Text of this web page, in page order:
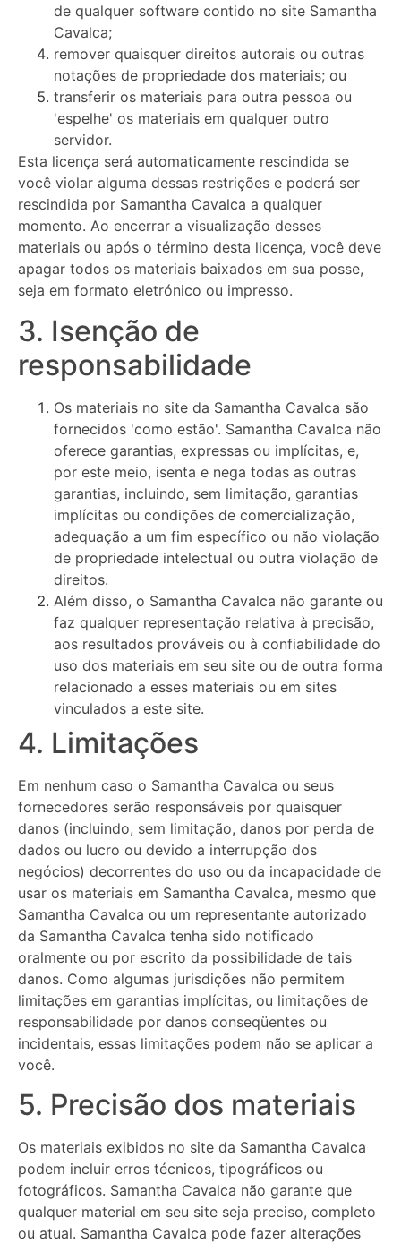
de qualquer software contido no site Samantha
Cavalca;
remover quaisquer direitos autorais ou outras
notações de propriedade dos materiais; ou
transferir os materiais para outra pessoa ou
'espelhe' os materiais em qualquer outro
servidor.
Esta licença será automaticamente rescindida se
você violar alguma dessas restrições e poderá ser
rescindida por Samantha Cavalca a qualquer
momento. Ao encerrar a visualização desses
materiais ou após o término desta licença, você deve
apagar todos os materiais baixados em sua posse,
seja em formato eletrónico ou impresso.
3. Isenção de
responsabilidade
Os materiais no site da Samantha Cavalca são
fornecidos 'como estão'. Samantha Cavalca não
oferece garantias, expressas ou implícitas, e,
por este meio, isenta e nega todas as outras
garantias, incluindo, sem limitação, garantias
implícitas ou condições de comercialização,
adequação a um fim específico ou não violação
de propriedade intelectual ou outra violação de
direitos.
Além disso, o Samantha Cavalca não garante ou
faz qualquer representação relativa à precisão,
aos resultados prováveis ​​ou à confiabilidade do
uso dos materiais em seu site ou de outra forma
relacionado a esses materiais ou em sites
vinculados a este site.
4. Limitações
Em nenhum caso o Samantha Cavalca ou seus
fornecedores serão responsáveis ​​por quaisquer
danos (incluindo, sem limitação, danos por perda de
dados ou lucro ou devido a interrupção dos
negócios) decorrentes do uso ou da incapacidade de
usar os materiais em Samantha Cavalca, mesmo que
Samantha Cavalca ou um representante autorizado
da Samantha Cavalca tenha sido notificado
oralmente ou por escrito da possibilidade de tais
danos. Como algumas jurisdições não permitem
limitações em garantias implícitas, ou limitações de
responsabilidade por danos conseqüentes ou
incidentais, essas limitações podem não se aplicar a
você.
5. Precisão dos materiais
Os materiais exibidos no site da Samantha Cavalca
podem incluir erros técnicos, tipográficos ou
fotográficos. Samantha Cavalca não garante que
qualquer material em seu site seja preciso, completo
ou atual. Samantha Cavalca pode fazer alterações